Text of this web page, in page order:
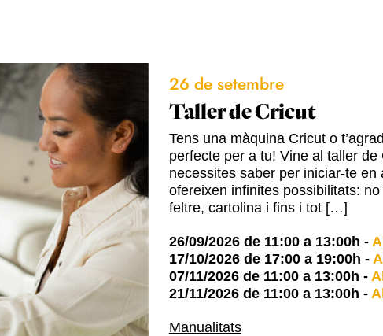
26 de setembre
Taller de Cricut
Tens una màquina Cricut o
perfecte per a tu! Vine al taller
necessites saber per iniciar-te
ofereixen infinites possibilitats:
feltre, cartolina i fins i tot […]
26/09/2026 de 11:00 a 13:00h -
17/10/2026 de 17:00 a 19:00h -
07/11/2026 de 11:00 a 13:00h -
21/11/2026 de 11:00 a 13:00h -
Manualitats